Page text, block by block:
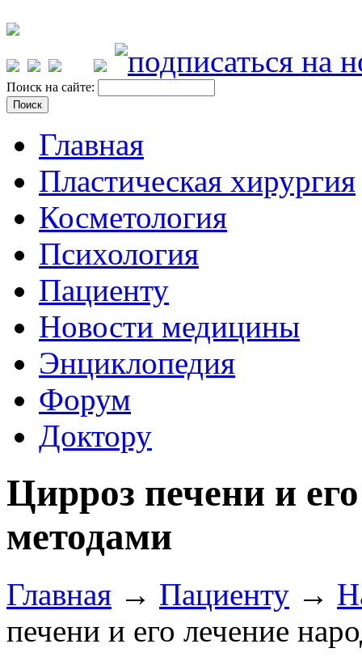
Поиск на сайте:
Главная
Пластическая хирургия
Косметология
Психология
Пациенту
Новости медицины
Энциклопедия
Форум
Доктору
Цирроз печени и
методами
Главная → Пациенту →
печени и его лечение